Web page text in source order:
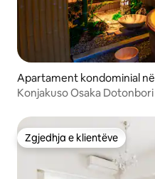
Apartament kondominial në
Konjakuso Osaka Dotonbori
Zgjedhja e klientëve
Zgjedhja e klientëve